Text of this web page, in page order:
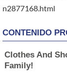
n2877168.html